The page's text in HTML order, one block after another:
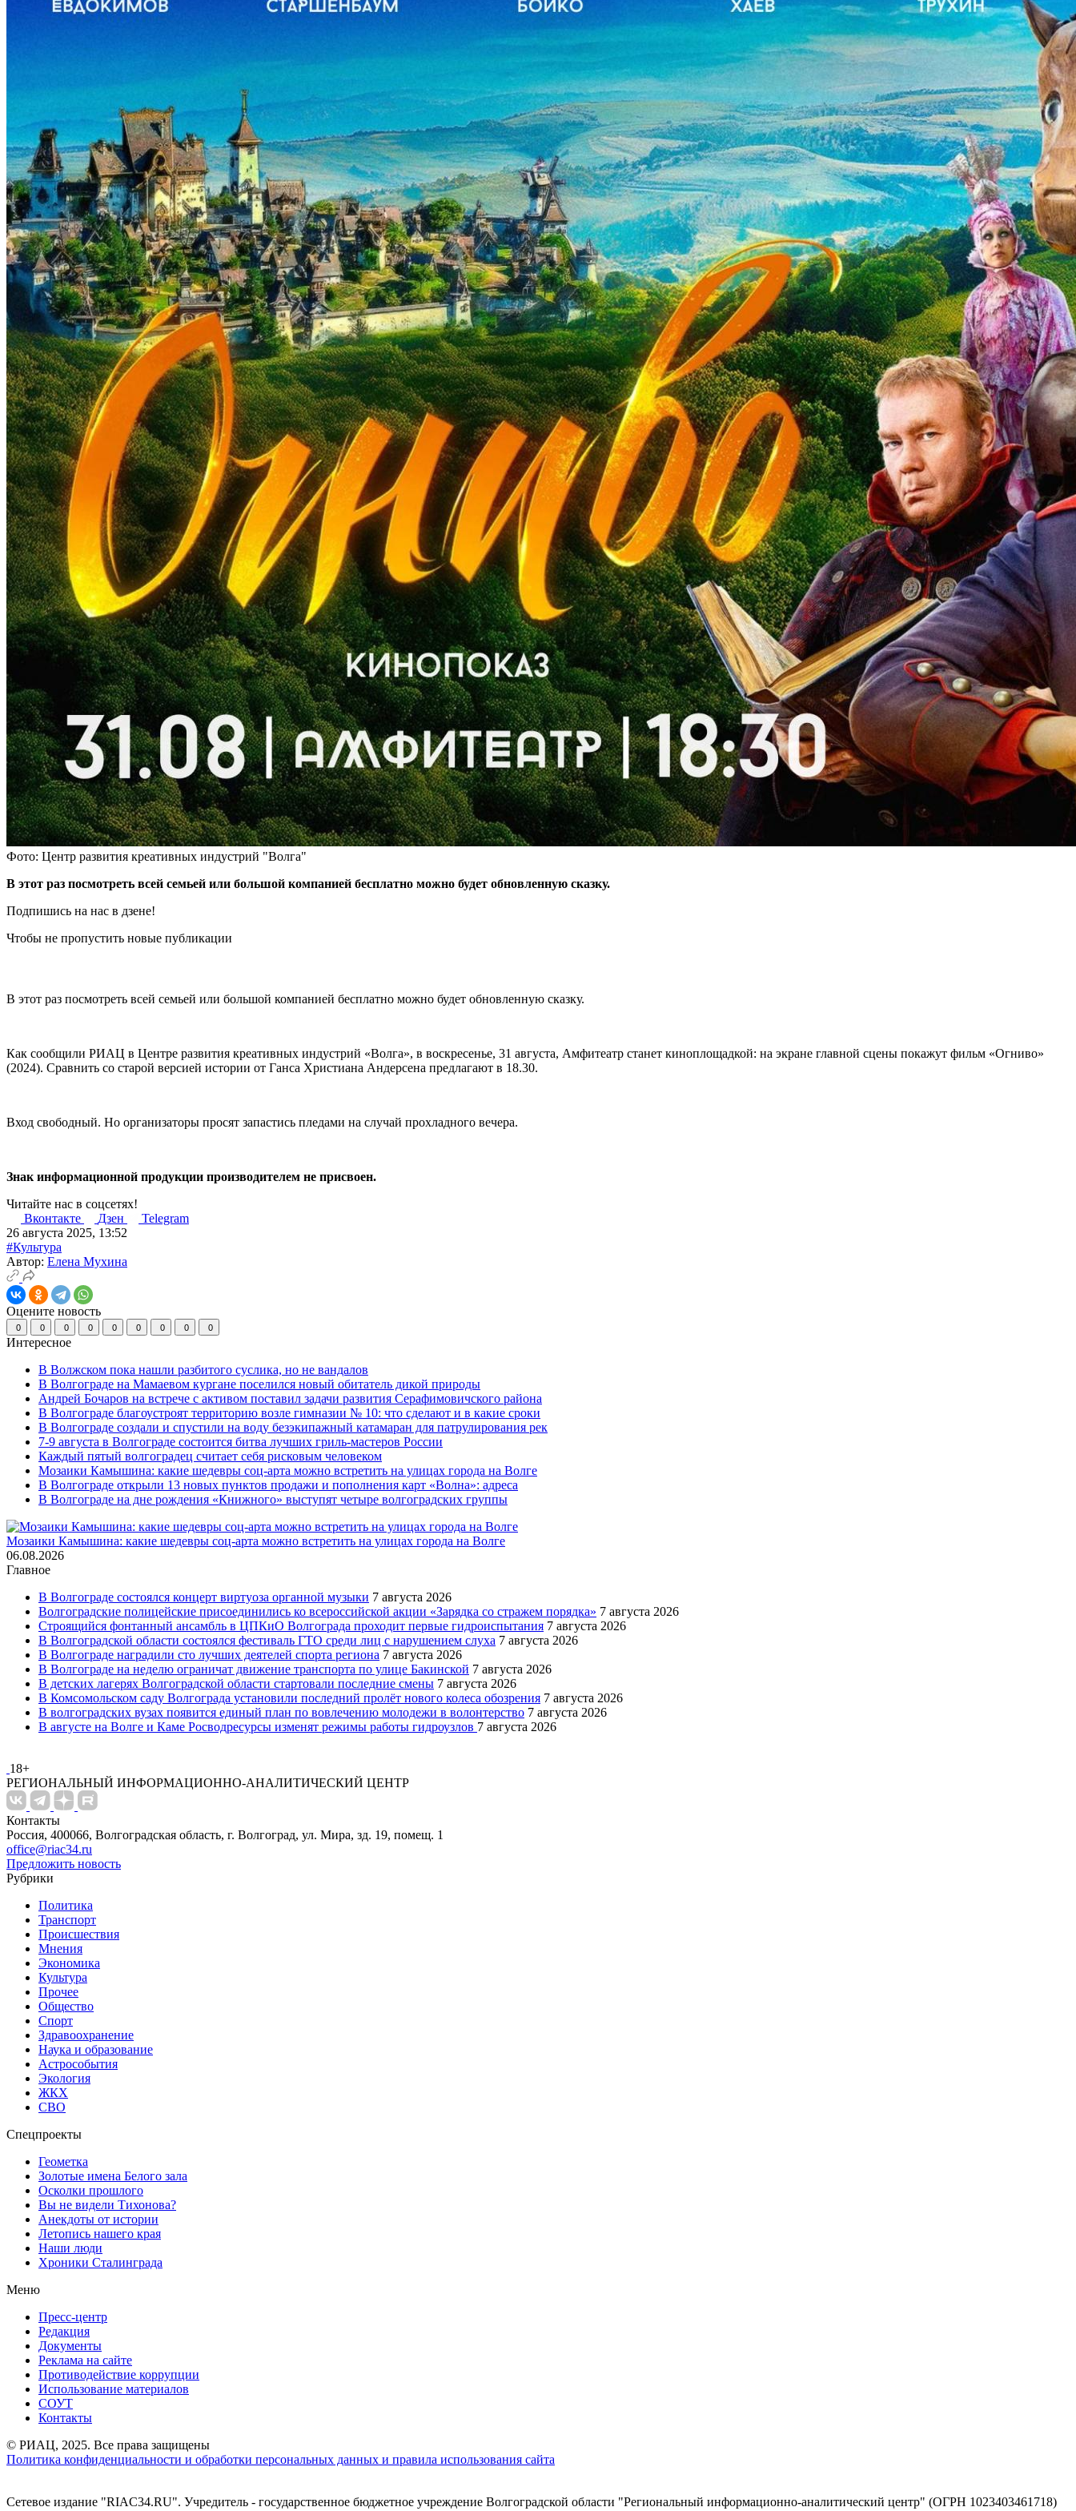
Фото: Центр развития креативных индустрий "Волга"
В этот раз посмотреть всей семьей или большой компанией бесплатно можно будет обновленную сказку.
Подпишись на нас в дзене!
Чтобы не пропустить новые публикации
В этот раз посмотреть всей семьей или большой компанией бесплатно можно будет обновленную сказку.
Как сообщили РИАЦ в Центре развития креативных индустрий «Волга», в воскресенье, 31 августа, Амфитеатр станет киноплощадкой: на экране главной сцены покажут фильм «Огниво»
(2024). Сравнить со старой версией истории от Ганса Христиана Андерсена предлагают в 18.30.
Вход свободный. Но организаторы просят запастись пледами на случай прохладного вечера.
Знак информационной продукции производителем не присвоен.
Читайте нас в соцсетях!
Вконтакте
Дзен
Telegram
26 августа 2025, 13:52
#Культура
Автор: Елена Мухина
Оцените новость
0 0 0 0 0 0 0 0 0
Интересное
В Волжском пока нашли разбитого суслика, но не вандалов
В Волгограде на Мамаевом кургане поселился новый обитатель дикой природы
Андрей Бочаров на встрече с активом поставил задачи развития Серафимовичского района
В Волгограде благоустроят территорию возле гимназии № 10: что сделают и в какие сроки
В Волгограде создали и спустили на воду безэкипажный катамаран для патрулирования рек
7-9 августа в Волгограде состоится битва лучших гриль-мастеров России
Каждый пятый волгоградец считает себя рисковым человеком
Мозаики Камышина: какие шедевры соц-арта можно встретить на улицах города на Волге
В Волгограде открыли 13 новых пунктов продажи и пополнения карт «Волна»: адреса
В Волгограде на дне рождения «Книжного» выступят четыре волгоградских группы
Мозаики Камышина: какие шедевры соц-арта можно встретить на улицах города на Волге
06.08.2026
Главное
В Волгограде состоялся концерт виртуоза органной музыки 7 августа 2026
Волгоградские полицейские присоединились ко всероссийской акции «Зарядка со стражем порядка» 7 августа 2026
Строящийся фонтанный ансамбль в ЦПКиО Волгограда проходит первые гидроиспытания 7 августа 2026
В Волгоградской области состоялся фестиваль ГТО среди лиц с нарушением слуха 7 августа 2026
В Волгограде наградили сто лучших деятелей спорта региона 7 августа 2026
В Волгограде на неделю ограничат движение транспорта по улице Бакинской 7 августа 2026
В детских лагерях Волгоградской области стартовали последние смены 7 августа 2026
В Комсомольском саду Волгограда установили последний пролёт нового колеса обозрения 7 августа 2026
В волгоградских вузах появится единый план по вовлечению молодежи в волонтерство 7 августа 2026
В августе на Волге и Каме Росводресурсы изменят режимы работы гидроузлов 7 августа 2026
18+
РЕГИОНАЛЬНЫЙ ИНФОРМАЦИОННО-АНАЛИТИЧЕСКИЙ ЦЕНТР
Контакты
Россия, 400066, Волгоградская область, г. Волгоград, ул. Мира, зд. 19, помещ. 1
office@riac34.ru
Предложить новость
Рубрики
Политика
Транспорт
Происшествия
Мнения
Экономика
Культура
Прочее
Общество
Спорт
Здравоохранение
Наука и образование
Астрособытия
Экология
ЖКХ
СВО
Спецпроекты
Геометка
Золотые имена Белого зала
Осколки прошлого
Вы не видели Тихонова?
Анекдоты от истории
Летопись нашего края
Наши люди
Хроники Сталинграда
Меню
Пресс-центр
Редакция
Документы
Реклама на сайте
Противодействие коррупции
Использование материалов
СОУТ
Контакты
© РИАЦ, 2025. Все права защищены
Политика конфиденциальности и обработки персональных данных и правила использования сайта
Сетевое издание "RIAC34.RU". Учредитель - государственное бюджетное учреждение Волгоградской области "Региональный информационно-аналитический центр" (ОГРН 1023403461718)